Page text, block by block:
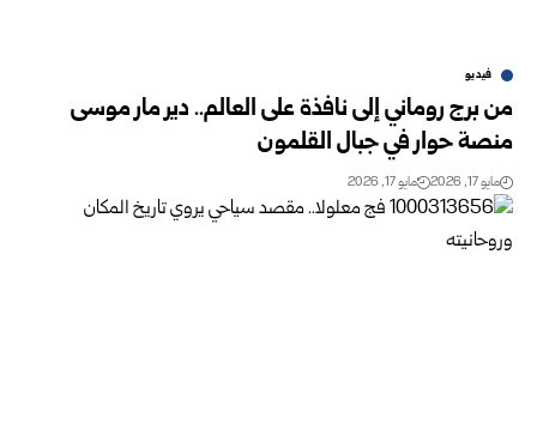
فيديو
من برج روماني إلى نافذة على العالم.. دير مار موسى
منصة حوار في جبال القلمون
مايو 17, 2026 مايو 17, 2026